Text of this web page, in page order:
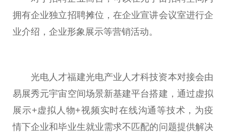
拥有企业独立招聘摊位，在企业宣讲会议室进行企
业介绍，企业形象展示等营销活动。
光电人才福建光电产业人才科技资本对接会由
易展秀元宇宙空间场景新基建平台搭建，通过虚拟
展示+虚拟人物+视频实时在线沟通等技术，为疫
情下企业和毕业生就业需求不匹配的问题提供解决